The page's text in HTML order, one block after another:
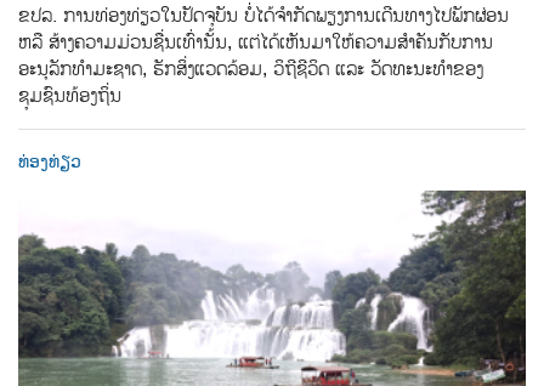
ຂປລ. ການທ່ອງທ່ຽວໃນປັດຈຸບັນ ບໍ່ໄດ້ຈຳກັດພຽງການເດີນທາງໄປພັກຜ່ອນ
ຫລື ສ້າງຄວາມມ່ວນຊື່ນເທົ່ານັ້ນ, ແຕ່ໄດ້ເຫັນມາໃຫ້ຄວາມສຳຄັນກັບການ
ອະນຸລັກທຳມະຊາດ, ຮັກສິ່ງແວດລ້ອມ, ວິຖີຊີວິດ ແລະ ວັດທະນະທຳຂອງ
ຊຸມຊົນທ້ອງຖິ່ນ
ທ່ອງທ່ຽວ